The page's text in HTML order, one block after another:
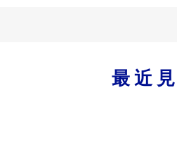
最近